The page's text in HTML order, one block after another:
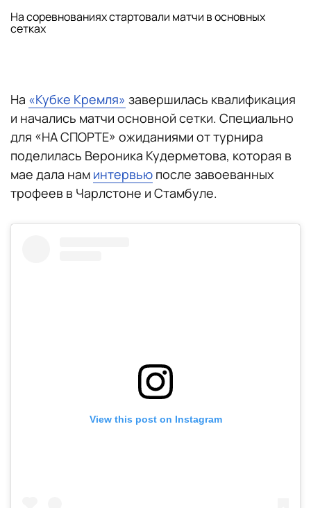
На соревнованиях стартовали матчи в основных
сетках
На «Кубке Кремля» завершилась квалификация
и начались матчи основной сетки. Специально
для «НА СПОРТЕ» ожиданиями от турнира
поделилась Вероника Кудерметова, которая в
мае дала нам интервью после завоеванных
трофеев в Чарлстоне и Стамбуле.
View this post on Instagram